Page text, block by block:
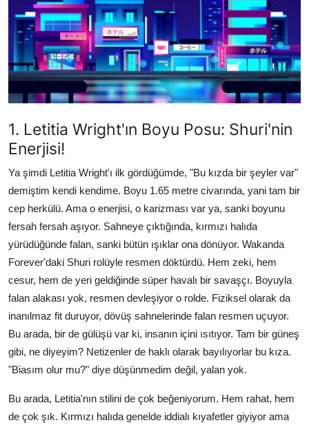
1. Letitia Wright'ın Boyu Posu: Shuri'nin
Enerjisi!
Ya şimdi Letitia Wright'ı ilk gördüğümde, "Bu kızda bir şeyler var"
demiştim kendi kendime. Boyu 1.65 metre civarında, yani tam bir
cep herkülü. Ama o enerjisi, o karizması var ya, sanki boyunu
fersah fersah aşıyor. Sahneye çıktığında, kırmızı halıda
yürüdüğünde falan, sanki bütün ışıklar ona dönüyor. Wakanda
Forever'daki Shuri rolüyle resmen döktürdü. Hem zeki, hem
cesur, hem de yeri geldiğinde süper havalı bir savaşçı. Boyuyla
falan alakası yok, resmen devleşiyor o rolde. Fiziksel olarak da
inanılmaz fit duruyor, dövüş sahnelerinde falan resmen uçuyor.
Bu arada, bir de gülüşü var ki, insanın içini ısıtıyor. Tam bir güneş
gibi, ne diyeyim? Netizenler de haklı olarak bayılıyorlar bu kıza.
"Biasım olur mu?" diye düşünmedim değil, yalan yok.
Bu arada, Letitia'nın stilini de çok beğeniyorum. Hem rahat, hem
de çok şık. Kırmızı halıda genelde iddialı kıyafetler giyiyor ama